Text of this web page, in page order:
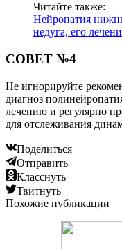
Читайте также:
Нейропатия
недуга, его
СОВЕТ №4
Не игнорируйте
диагноз
лечению и регулярно
для отслеживания
Поделиться
Отправить
Класснуть
Твитнуть
Похожие публикации